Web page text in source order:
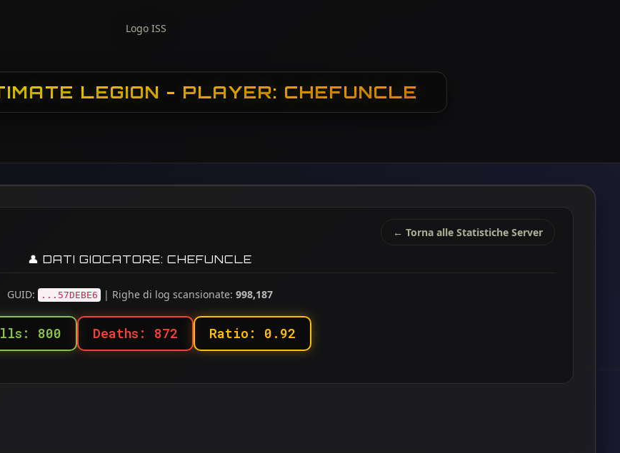
LEGION - PLAYER: CHEFUNCLE
← Torna alle Statistiche Server
👤 DATI GIOCATORE: CHEFUNCLE
GUID: ...57DEBE6 | Righe di log scansionate: 998,187
800 Deaths: 872 Ratio: 0.92